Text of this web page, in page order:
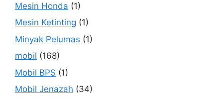
Mesin Honda (1)
Mesin Ketinting (1)
Minyak Pelumas (1)
mobil (168)
Mobil BPS (1)
Mobil Jenazah (34)